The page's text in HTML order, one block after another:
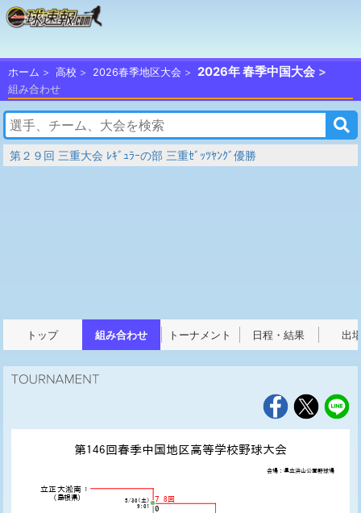
ホーム 高校 2026春季地区大会 2026年 春季中国大会
組み合わせ
第２９回 三重大会 ﾚｷﾞｭﾗｰの部 三重ｾﾞｯﾂﾔﾝｸﾞ優勝
トップ 組み合わせ トーナメント 日程・結果 出